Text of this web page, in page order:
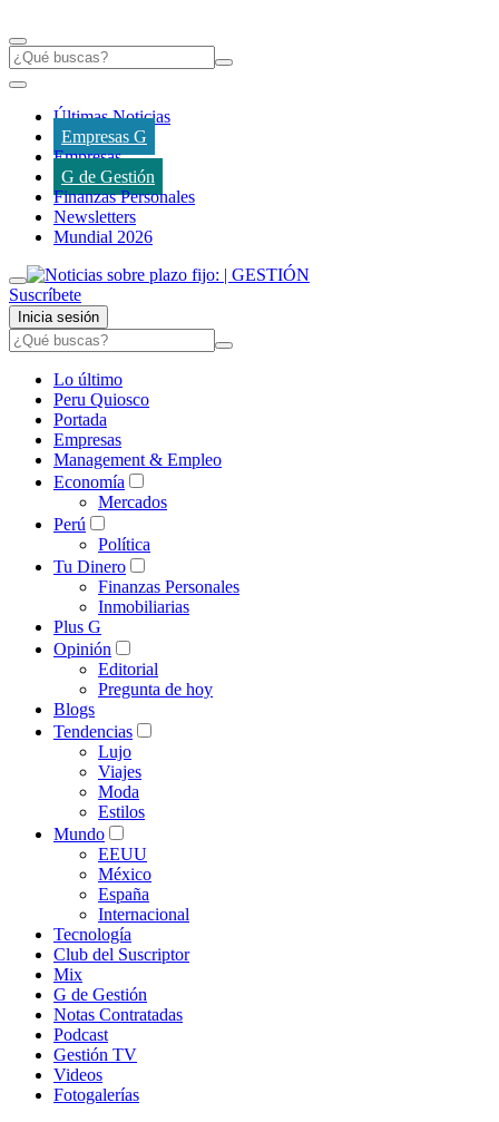
Últimas Noticias
Empresas G
Empresas
G de Gestión
Finanzas Personales
Newsletters
Mundial 2026
Suscríbete
Inicia sesión
Lo último
Peru Quiosco
Portada
Empresas
Management & Empleo
Economía
Mercados
Perú
Política
Tu Dinero
Finanzas Personales
Inmobiliarias
Plus G
Opinión
Editorial
Pregunta de hoy
Blogs
Tendencias
Lujo
Viajes
Moda
Estilos
Mundo
EEUU
México
España
Internacional
Tecnología
Club del Suscriptor
Mix
G de Gestión
Notas Contratadas
Podcast
Gestión TV
Videos
Fotogalerías